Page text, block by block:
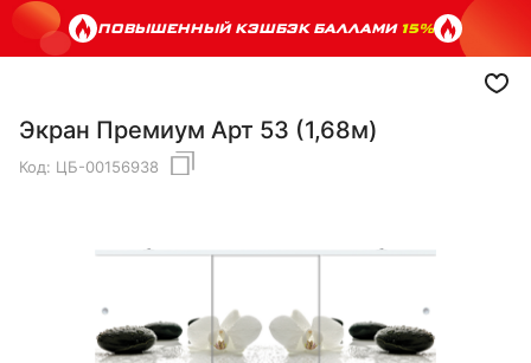
ПОВЫШЕННЫЙ КЭШБЭК БАЛЛАМИ15%
Экран Премиум Арт 53 (1,68м)
Код: ЦБ-00156938